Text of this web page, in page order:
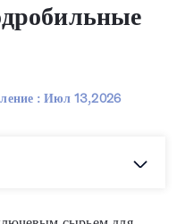
:Июл 13,2026